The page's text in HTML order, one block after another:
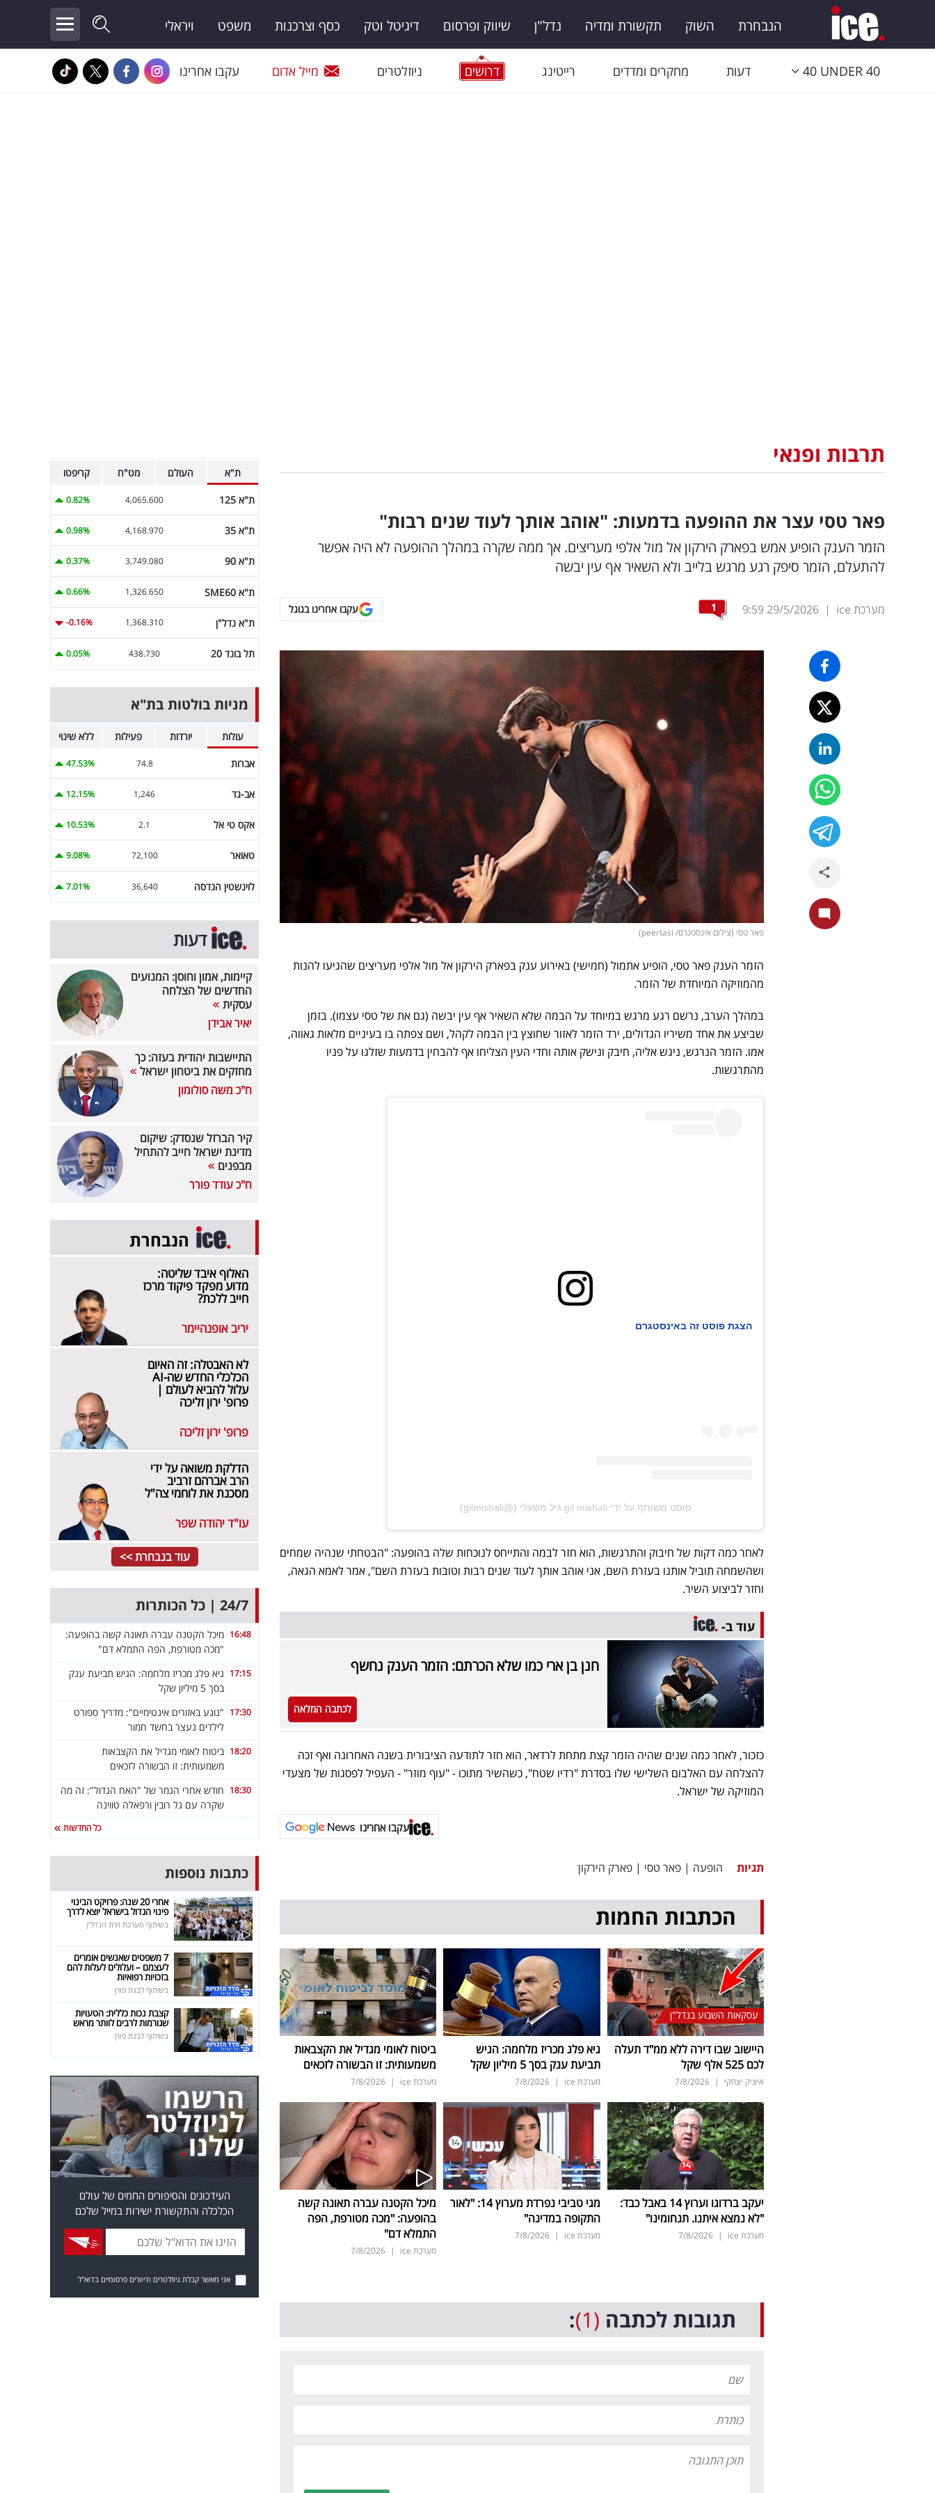
הנבחרת השוק תקשורת ומדיה נדל"ן שיווק ופרסום דיגיטל וטק כסף וצרכנות משפט ויראלי
40 UNDER 40 דעות מחקרים ומדדים רייטינג דרושים ניוזלטרים מייל אדום עקבו אחרינו
תרבות ופנאי
פאר טסי עצר את ההופעה בדמעות: "אוהב אותך לעוד שנים רבות"
הזמר הענק הופיע אמש בפארק הירקון אל מול אלפי מעריצים. אך ממה שקרה במהלך ההופעה לא היה אפשר
להתעלם, הזמר סיפק רגע מרגש בלייב ולא השאיר אף עין יבשה
מערכת ice |
29/5/2026
9:59
1 עקבו אחרינו בגוגל
פאר טסי (צילום אינסטגרם/ peertasi)
הזמר הענק פאר טסי, הופיע אתמול (חמישי) באירוע ענק בפארק הירקון אל מול אלפי מעריצים שהגיעו להנות
מהמוזיקה המיוחדת של הזמר.
במהלך הערב, נרשם רגע מרגש במיוחד על הבמה שלא השאיר אף עין יבשה (גם את של טסי עצמו). בזמן
שביצע את אחד משיריו הגדולים, ירד הזמר לאזור שחוצץ בין הבמה לקהל, ושם צפתה בו בעיניים מלאות גאווה,
אמו. הזמר הנרגש, ניגש אליה, חיבק ונישק אותה וחדי העין הצליחו אף להבחין בדמעות שזלגו על פניו
מהתרגשות.
הצגת פוסט זה באינסטגרם
פוסט משותף על ידי ‏‎gil mishali גיל משעלי‎‏ (@‏‎gilmishali‎‏)
לאחר כמה דקות של חיבוק והתרגשות, הוא חזר לבמה והתייחס לנוכחות שלה בהופעה: "הבטחתי שנהיה שמחים
ושהשמחה תוביל אותנו בעזרת השם, אני אוהב אותך לעוד שנים רבות וטובות בעזרת השם", אמר לאמא הגאה,
וחזר לביצוע השיר.
עוד ב-
חנן בן ארי כמו שלא הכרתם: הזמר הענק נחשף
לכתבה המלאה
כזכור, לאחר כמה שנים שהיה הזמר קצת מתחת לרדאר, הוא חזר לתודעה הציבורית בשנה האחרונה ואף זכה
להצלחה עם האלבום השלישי שלו בסדרת "רדיו שטח", כשהשיר מתוכו - "עוף מוזר" - העפיל לפסגות של מצעדי
המוזיקה של ישראל.
עקבו אחרינו
תגיות הופעה | פאר טסי | פארק הירקון
הכתבות החמות
עסקאות השבוע בנדל"ן
היישוב שבו דירה ללא ממ"ד תעלה
לכם 525 אלף שקל
איציק יצחקי |
7/8/2026
גיא פלג מכריז מלחמה: הגיש
תביעת ענק בסך 5 מיליון שקל
מערכת ice |
7/8/2026
ביטוח לאומי מגדיל את הקצבאות
משמעותית: זו הבשורה לזכאים
מערכת ice |
7/8/2026
יעקב ברדוגו וערוץ 14 באבל כבד:
"לא נמצא איתנו. תנחומינו"
מערכת ice |
7/8/2026
מגי טביבי נפרדת מערוץ 14: "לאור
התקופה במדינה"
מערכת ice |
7/8/2026
מיכל הקטנה עברה תאונה קשה
בהופעה: "מכה מטורפת, הפה
התמלא דם"
מערכת ice |
7/8/2026
תגובות לכתבה (1)
:
ת"א העולם מט"ח קריפטו
ת"א 125 4,065.600
0.82%
ת"א 35 4,168.970
0.98%
ת"א 90 3,749.080
0.37%
ת"א SME60 1,326.650
0.66%
ת"א נדל"ן 1,368.310
-0.16%
תל בונד 20 438.730
0.05%
מניות בולטות בת"א
עולות יורדות פעילות ללא שינוי
אברות 74.8
47.53%
אב-גד 1,246
12.15%
אקס טי אל 2.1
10.53%
טאואר 72,100
9.08%
לוינשטין הנדסה 36,640
7.01%
דעות
קיימות, אמון וחוסן: המנועים
החדשים של הצלחה
עסקית
יאיר אבידן
התיישבות יהודית בעזה: כך
מחזקים את ביטחון ישראל
ח"כ משה סולומון
קיר הברזל שנסדק: שיקום
מדינת ישראל חייב להתחיל
מבפנים
ח"כ עודד פורר
הנבחרת
האלוף איבד שליטה:
מדוע מפקד פיקוד מרכז
חייב ללכת?
יריב אופנהיימר
לא האבטלה: זה האיום
הכלכלי החדש שה-AI
עלול להביא לעולם |
פרופ' ירון זליכה
פרופ' ירון זליכה
הדלקת משואה על ידי
הרב אברהם זרביב
מסכנת את לוחמי צה"ל
עו"ד יהודה שפר
עוד בנבחרת >>
24/7 | כל הכותרות
16:48 מיכל הקטנה עברה תאונה קשה בהופעה:
"מכה מטורפת, הפה התמלא דם"
17:15 גיא פלג מכריז מלחמה: הגיש תביעת ענק
בסך 5 מיליון שקל
17:30 "נוגע באזורים אינטימיים": מדריך ספורט
לילדים נעצר בחשד חמור
18:20 ביטוח לאומי מגדיל את הקצבאות
משמעותית: זו הבשורה לזכאים
18:30 חודש אחרי הגמר של "האח הגדול": זה מה
שקרה עם גל רובין ורפאלה טווינה
כל החדשות
כתבות נוספות
אחרי 20 שנה: פרויקט הבינוי
פינוי הגדול בישראל יוצא לדרך
בשיתוף מערכת זירת הנדל"ן
7 משפטים שאנשים אומרים
לעצמם – ועלולים לעלות להם
בזכויות רפואיות
בשיתוף לבנת פורן
קצבת נכות כללית: הטעויות
שגורמות לרבים לוותר מראש
בשיתוף לבנת פורן
העידכונים והסיפורים החמים של עולם
הכלכלה והתקשורת ישירות במייל שלכם
אני מאשר קבלת ניוזלטרים ודיוורים פרסומיים בדוא"ל